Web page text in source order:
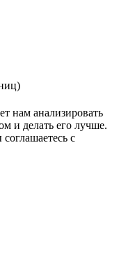
нам анализировать
и делать его лучше.
с